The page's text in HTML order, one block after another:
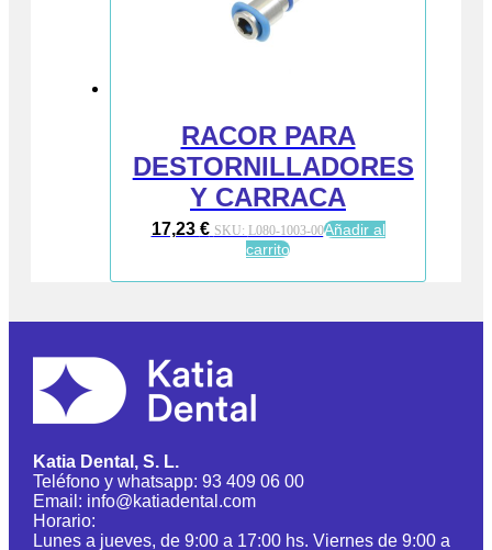
RACOR PARA
DESTORNILLADORES
Y CARRACA
17,23 € SKU: L080-1003-00Añadir al
carrito
Katia Dental, S. L.
Teléfono y whatsapp: 93 409 06 00
Email: info@katiadental.com
Horario:
Lunes a jueves, de 9:00 a 17:00 hs. Viernes de 9:00 a